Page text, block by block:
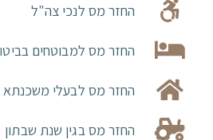
החזר מס לנכי צה"ל
החזר מס למבוטחים
החזר מס לבעלי משכנתא
החזר מס בגין שנת שבתון